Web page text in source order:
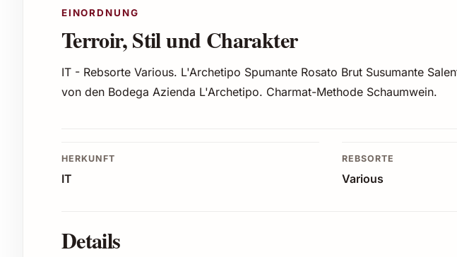
EINORDNUNG
Terroir, Stil und Charakter
IT - Rebsorte Various. L'Archetipo Spumante Rosato Brut Susumante
von den Bodega Azienda L'Archetipo. Charmat-Methode Schaumwein.
HERKUNFT
IT
REBSORTE
Various
Details